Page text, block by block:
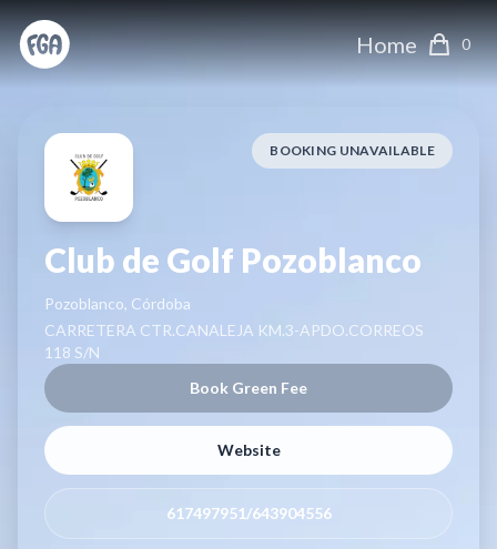
Home 0
BOOKING UNAVAILABLE
Club de Golf Pozoblanco
Pozoblanco, Córdoba
CARRETERA CTR.CANALEJA KM.3-APDO.CORREOS
118 S/N
Book Green Fee
Website
617497951/643904556